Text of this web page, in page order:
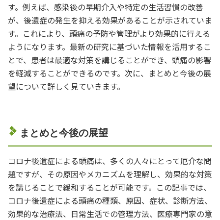
す。例えば、感染後の早期介入や特定の生活習慣の改善
が、後遺症の発生を抑える効果があることが示されていま
す。これにより、頭痛の予防や管理がより効果的に行える
ようになります。最新の研究に基づいた情報を活用するこ
とで、患者は最適な対策を講じることができ、頭痛の影響
を軽減することができるのです。次に、まとめと今後の展
望について詳しく見ていきます。
まとめと今後の展望
コロナ後遺症による頭痛は、多くの人々にとって厄介な問
題ですが、その原因やメカニズムを理解し、効果的な対策
を講じることで緩和することが可能です。この記事では、
コロナ後遺症による頭痛の種類、原因、症状、診断方法、
効果的な治療法、日常生活での管理方法、医療専門家の意